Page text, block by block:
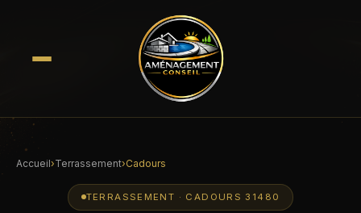
Accueil›Terrassement›Cadours
TERRASSEMENT · CADOURS 31480